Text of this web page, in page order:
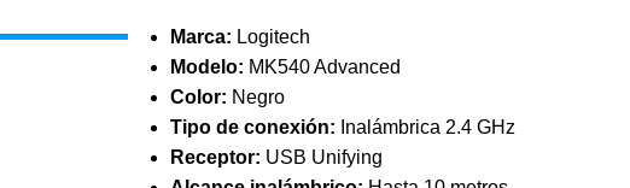
Marca: Logitech
Modelo: MK540 Advanced
Color: Negro
Tipo de conexión: Inalámbrica 2.4 GHz
Receptor: USB Unifying